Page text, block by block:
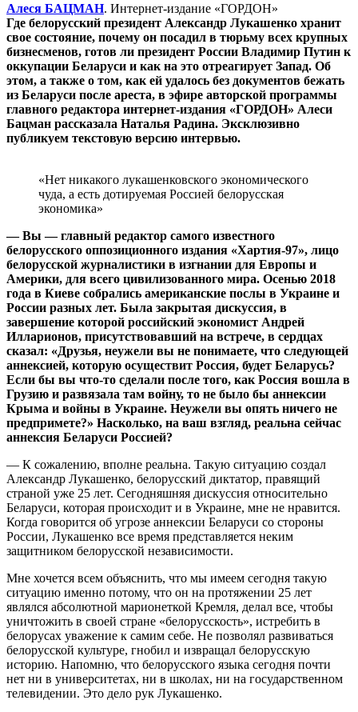
Алеся БАЦМАН. Интернет-издание «ГОРДОН»
Где белорусский президент Александр Лукашенко хранит
свое состояние, почему он посадил в тюрьму всех крупных
бизнесменов, готов ли президент России Владимир Путин к
оккупации Беларуси и как на это отреагирует Запад. Об
этом, а также о том, как ей удалось без документов бежать
из Беларуси после ареста, в эфире авторской программы
главного редактора интернет-издания «ГОРДОН» Алеси
Бацман рассказала Наталья Радина. Эксклюзивно
публикуем текстовую версию интервью.
«Нет никакого лукашенковского экономического
чуда, а есть дотируемая Россией белорусская
экономика»
— Вы — главный редактор самого известного
белорусского оппозиционного издания «Хартия-97», лицо
белорусской журналистики в изгнании для Европы и
Америки, для всего цивилизованного мира. Осенью 2018
года в Киеве собрались американские послы в Украине и
России разных лет. Была закрытая дискуссия, в
завершение которой российский экономист Андрей
Илларионов, присутствовавший на встрече, в сердцах
сказал: «Друзья, неужели вы не понимаете, что следующей
аннексией, которую осуществит Россия, будет Беларуcь?
Если бы вы что-то сделали после того, как Россия вошла в
Грузию и развязала там войну, то не было бы аннексии
Крыма и войны в Украине. Неужели вы опять ничего не
предпримете?» Насколько, на ваш взгляд, реальна сейчас
аннексия Беларуси Россией?
— К сожалению, вполне реальна. Такую ситуацию создал
Александр Лукашенко, белорусский диктатор, правящий
страной уже 25 лет. Сегодняшняя дискуссия относительно
Беларуси, которая происходит и в Украине, мне не нравится.
Когда говорится об угрозе аннексии Беларуси со стороны
России, Лукашенко все время представляется неким
защитником белорусской независимости.
Мне хочется всем объяснить, что мы имеем сегодня такую
ситуацию именно потому, что он на протяжении 25 лет
являлся абсолютной марионеткой Кремля, делал все, чтобы
уничтожить в своей стране «белорусскость», истребить в
белорусах уважение к самим себе. Не позволял развиваться
белорусской культуре, гнобил и извращал белорусскую
историю. Напомню, что белорусского языка сегодня почти
нет ни в университетах, ни в школах, ни на государственном
телевидении. Это дело рук Лукашенко.